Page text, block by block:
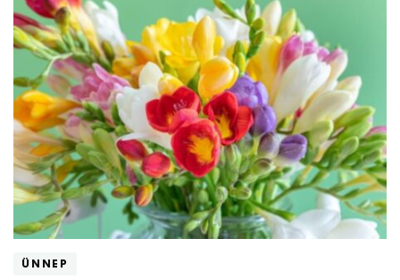
ÜNNEP